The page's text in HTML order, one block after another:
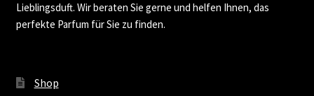
Lieblingsduft. Wir beraten Sie gerne und helfen Ihnen, das
perfekte Parfum für Sie zu finden.
Shop